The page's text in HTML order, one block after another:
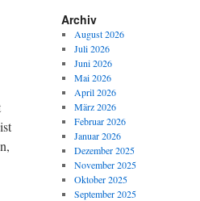
Archiv
August 2026
Juli 2026
Juni 2026
Mai 2026
April 2026
März 2026
Februar 2026
Januar 2026
Dezember 2025
November 2025
Oktober 2025
September 2025